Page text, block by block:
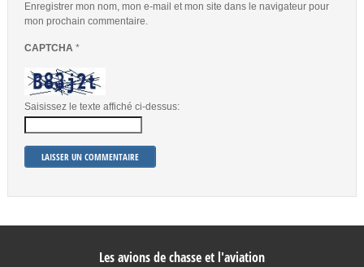
Enregistrer mon nom, mon e-mail et mon site dans le navigateur pour
mon prochain commentaire.
CAPTCHA *
Saisissez le texte affiché ci-dessus:
Les avions de chasse et l'aviation